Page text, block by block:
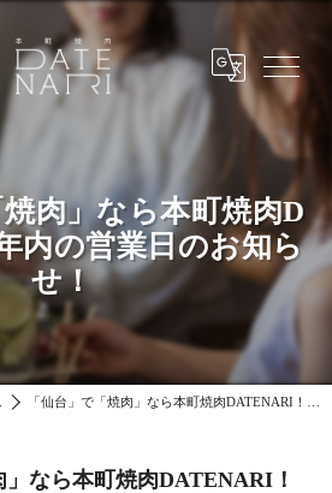
肉」なら本町焼肉D
内の営業日のお知ら
せ！
「仙台」で「焼肉」なら本町焼肉DATENARI！年内の営業日のお知らせ！
」なら本町焼肉DATENARI！